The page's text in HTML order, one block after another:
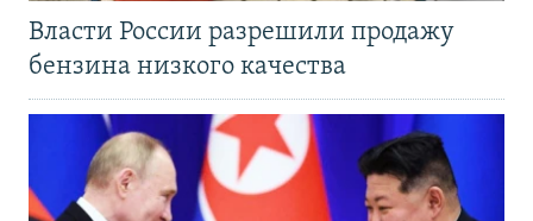
Власти России разрешили продажу
бензина низкого качества